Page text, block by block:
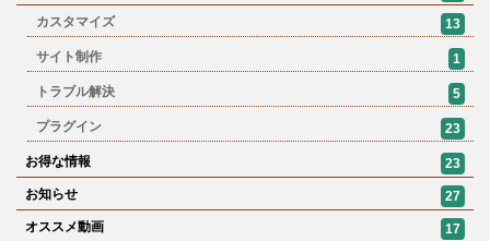
カスタマイズ
13
サイト制作 1
トラブル解決 5
プラグイン 23
お得な情報
23
お知らせ
27
オススメ動画
17